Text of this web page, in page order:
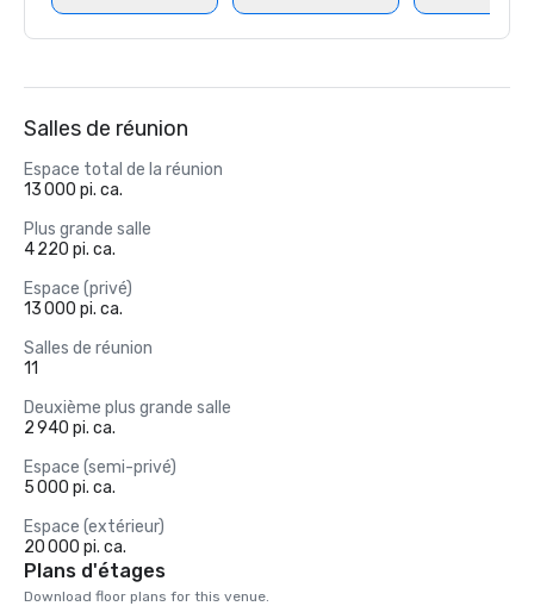
Salles de réunion
Espace total de la réunion
13 000 pi. ca.
Plus grande salle
4 220 pi. ca.
Espace (privé)
13 000 pi. ca.
Salles de réunion
11
Deuxième plus grande salle
2 940 pi. ca.
Espace (semi-privé)
5 000 pi. ca.
Espace (extérieur)
20 000 pi. ca.
Plans d'étages
Download floor plans for this venue.